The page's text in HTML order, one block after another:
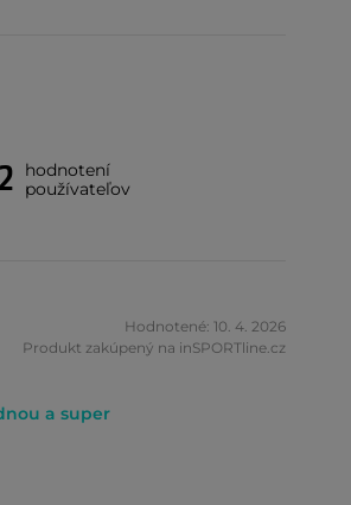
hodnotení
používateľov
Hodnotené: 10. 4. 2026
Produkt zakúpený na inSPORTline.cz
a super